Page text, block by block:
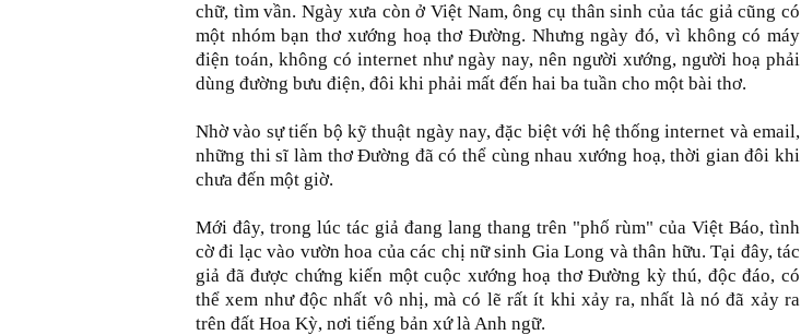
chữ, tìm vần. Ngày xưa còn ở Việt Nam, ông cụ thân sinh của tác giả cũng có
một nhóm bạn thơ xướng hoạ thơ Ðường. Nhưng ngày đó, vì không có máy
điện toán, không có internet như ngày nay, nên người xướng, người hoạ phải
dùng đường bưu điện, đôi khi phải mất đến hai ba tuần cho một bài thơ.
Nhờ vào sự tiến bộ kỹ thuật ngày nay, đặc biệt với hệ thống internet và email,
những thi sĩ làm thơ Ðường đã có thể cùng nhau xướng hoạ, thời gian đôi khi
chưa đến một giờ.
Mới đây, trong lúc tác giả đang lang thang trên "phố rùm" của Việt Báo, tình
cờ đi lạc vào vườn hoa của các chị nữ sinh Gia Long và thân hữu. Tại đây, tác
giả đã được chứng kiến một cuộc xướng hoạ thơ Ðường kỳ thú, độc đáo, có
thể xem như độc nhất vô nhị, mà có lẽ rất ít khi xảy ra, nhất là nó đã xảy ra
trên đất Hoa Kỳ, nơi tiếng bản xứ là Anh ngữ.